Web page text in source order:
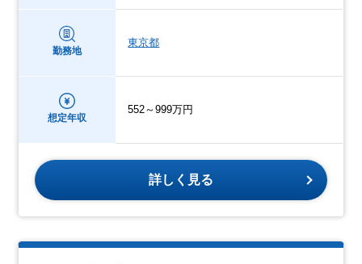
勤務地
東京都
想定年収
552～999万円
詳しく見る